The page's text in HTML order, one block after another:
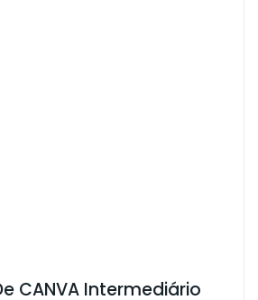
CANVA Intermediário